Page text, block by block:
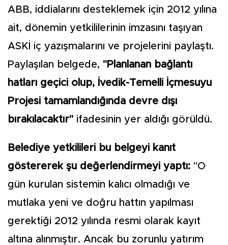
ABB, iddialarını desteklemek için 2012 yılına
ait, dönemin yetkililerinin imzasını taşıyan
ASKİ iç yazışmalarını ve projelerini paylaştı.
Paylaşılan belgede, "Planlanan bağlantı
hatları geçici olup, İvedik-Temelli İçmesuyu
Projesi tamamlandığında devre dışı
bırakılacaktır" ifadesinin yer aldığı görüldü.
Belediye yetkilileri bu belgeyi kanıt
göstererek şu değerlendirmeyi yaptı: "O
gün kurulan sistemin kalıcı olmadığı ve
mutlaka yeni ve doğru hattın yapılması
gerektiği 2012 yılında resmi olarak kayıt
altına alınmıştır. Ancak bu zorunlu yatırım